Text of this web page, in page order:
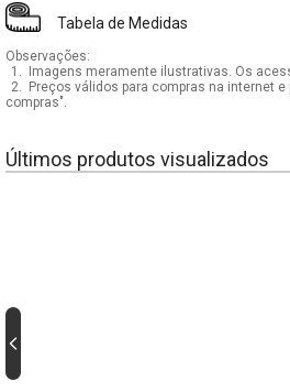
Tabela de Medidas
Observações:
1.
Imagens meramente ilustrativas. Os
2.
Preços válidos para compras na internet
compras".
Últimos produtos visualizados